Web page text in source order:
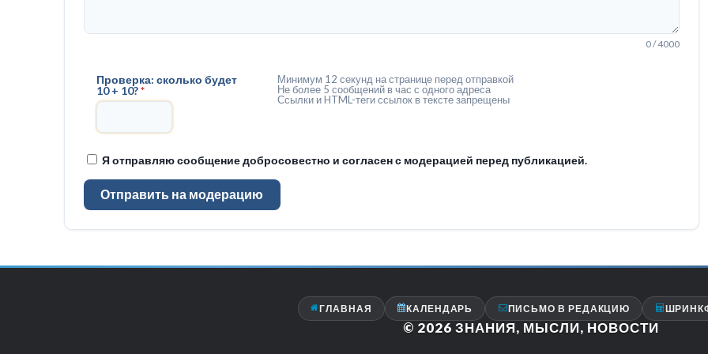
0 / 4000
Проверка: сколько будет
10 + 10?*
Минимум 12 секунд на странице перед отправкой
Не более 5 сообщений в час с одного адреса
Ссылки и HTML-теги ссылок в тексте запрещены
Я отправляю сообщение добросовестно и согласен с модерацией перед публикацией.
Отправить на модерацию
ГЛАВНАЯ КАЛЕНДАРЬ ПИСЬМО В РЕДАКЦИЮ
© 2026 ЗНАНИЯ, МЫСЛИ, НОВОСТИ